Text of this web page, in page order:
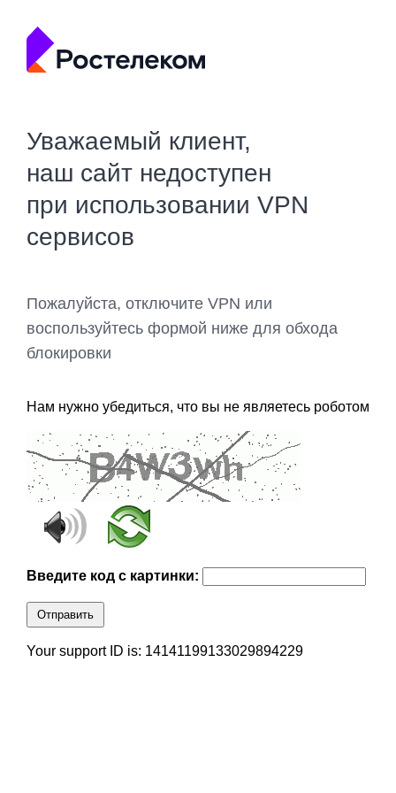
Уважаемый клиент,
наш сайт недоступен
при использовании VPN
сервисов
Пожалуйста, отключите VPN или
воспользуйтесь формой ниже для обхода
блокировки
Нам нужно убедиться, что вы не являетесь роботом
Введите код с картинки:
Отправить
Your support ID is: 14141199133029894229